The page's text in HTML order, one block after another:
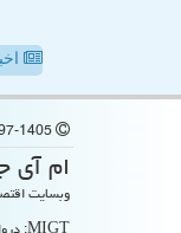
ام آی
وبسایت